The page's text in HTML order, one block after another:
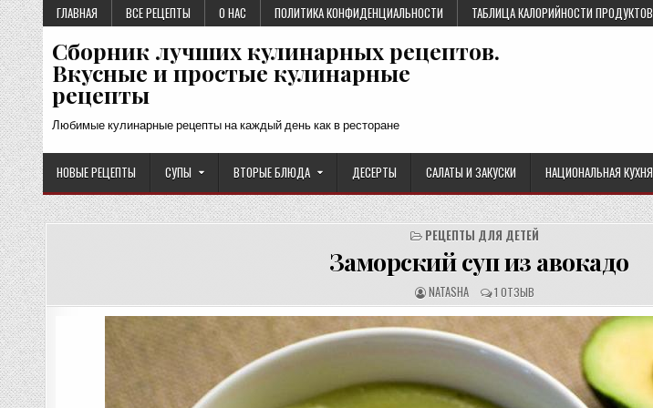
Перейти
к
содержимому
ГЛАВНАЯ ВСЕ РЕЦЕПТЫ О НАС ПОЛИТИКА КОНФИДЕНЦИАЛЬНОСТИ ТАБЛИЦА КАЛОРИЙНОСТИ ПРОДУКТОВ
Сборник лучших кулинарных рецептов.
Вкусные и простые кулинарные
рецепты
Любимые кулинарные рецепты на каждый день как в ресторане
НОВЫЕ РЕЦЕПТЫ СУПЫ ВТОРЫЕ БЛЮДА ДЕСЕРТЫ САЛАТЫ И ЗАКУСКИ НАЦИОНАЛЬНАЯ КУХНЯ
РЕЦЕПТЫ ДЛЯ ДЕТЕЙ
Заморский суп из авокадо
А
В
Т
О
Р
Р
Е
П
Т
NATASHA О
Т
З
Ы
:
1 ОТЗЫВ